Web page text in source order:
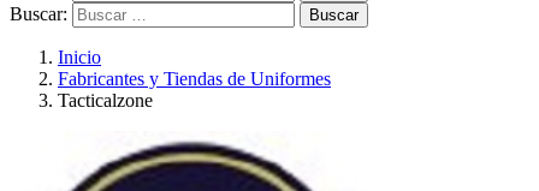
Buscar:
Inicio
Fabricantes y Tiendas de Uniformes
Tacticalzone